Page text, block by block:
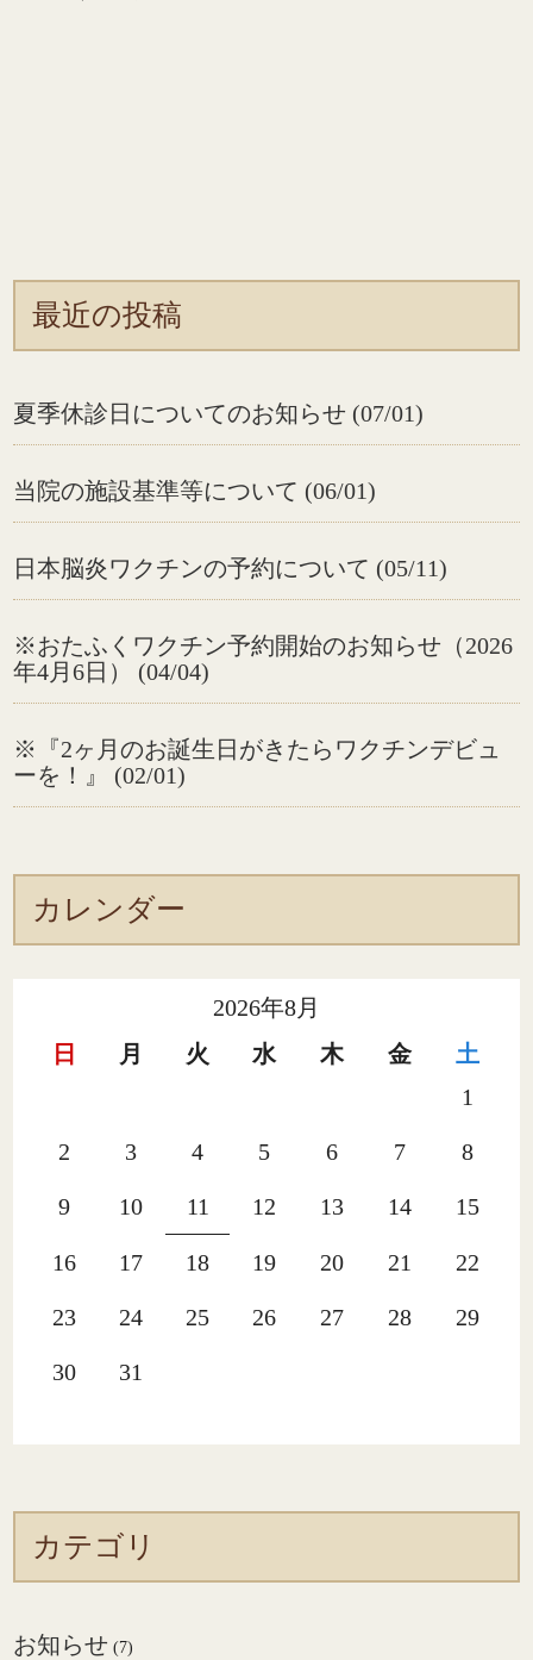
最近の投稿
夏季休診日についてのお知らせ (07/01)
当院の施設基準等について (06/01)
日本脳炎ワクチンの予約について (05/11)
※おたふくワクチン予約開始のお知らせ（2026
年4月6日） (04/04)
※『2ヶ月のお誕生日がきたらワクチンデビュ
ーを！』 (02/01)
カレンダー
2026年8月
日
月 火 水 木 金
土
1
2 3 4 5 6 7 8
9 10 11 12 13 14 15
16 17 18 19 20 21 22
23 24 25 26 27 28 29
30 31
カテゴリ
お知らせ (7)